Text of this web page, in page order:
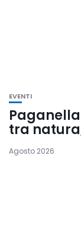
EVENTI
tra
Agosto 2026